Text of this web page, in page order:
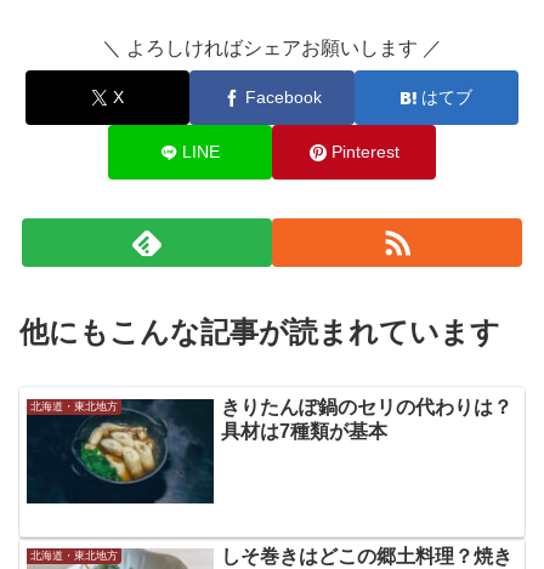
＼ よろしければシェアお願いします ／
X Facebook はてブ
LINE Pinterest
他にもこんな記事が読まれています
北海道・東北地方
きりたんぽ鍋のセリの代わりは？
具材は7種類が基本
北海道・東北地方
しそ巻きはどこの郷土料理？焼き